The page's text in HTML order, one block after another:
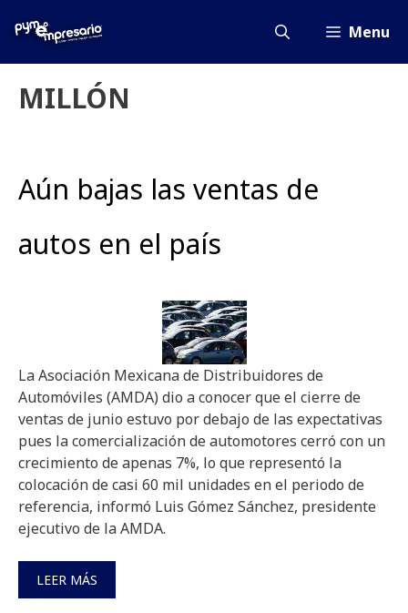
Menu
MILLÓN
Aún bajas las ventas de
autos en el país
La Asociación Mexicana de Distribuidores de
Automóviles (AMDA) dio a conocer que el cierre de
ventas de junio estuvo por debajo de las expectativas
pues la comercialización de automotores cerró con un
crecimiento de apenas 7%, lo que representó la
colocación de casi 60 mil unidades en el periodo de
referencia, informó Luis Gómez Sánchez, presidente
ejecutivo de la AMDA.
LEER MÁS